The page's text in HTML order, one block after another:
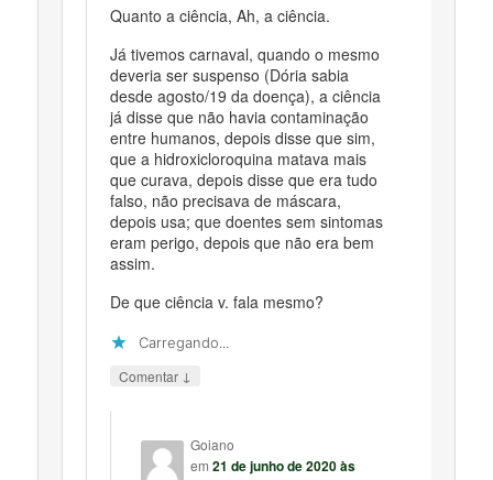
Quanto a ciência, Ah, a ciência.
Já tivemos carnaval, quando o mesmo
deveria ser suspenso (Dória sabia
desde agosto/19 da doença), a ciência
já disse que não havia contaminação
entre humanos, depois disse que sim,
que a hidroxicloroquina matava mais
que curava, depois disse que era tudo
falso, não precisava de máscara,
depois usa; que doentes sem sintomas
eram perigo, depois que não era bem
assim.
De que ciência v. fala mesmo?
Carregando...
Comentar ↓
Goiano
em 21 de junho de 2020 às